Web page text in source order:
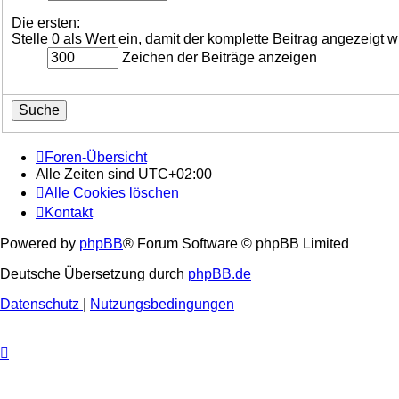
Die ersten:
Stelle 0 als Wert ein, damit der komplette Beitrag angezeigt
Zeichen der Beiträge anzeigen
Foren-Übersicht
Alle Zeiten sind UTC+02:00
Alle Cookies löschen
Kontakt
Powered by phpBB® Forum Software © phpBB Limited
Deutsche Übersetzung durch phpBB.de
Datenschutz
Nutzungsbedingungen